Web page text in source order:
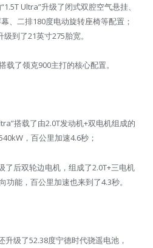
Ultra”升级了闭式双腔空气悬挂、
、二排180度电动旋转座椅等配置；
到了21英寸275胎宽。
了领克900主打的核心配置。
搭载了由2.0T发动机+双电机组成的
，百公里加速4.6秒；
了后双轮边电机，组成了2.0T+三电机
能，百公里加速也来到了4.3秒。
升级了52.38度宁德时代骁遥电池，